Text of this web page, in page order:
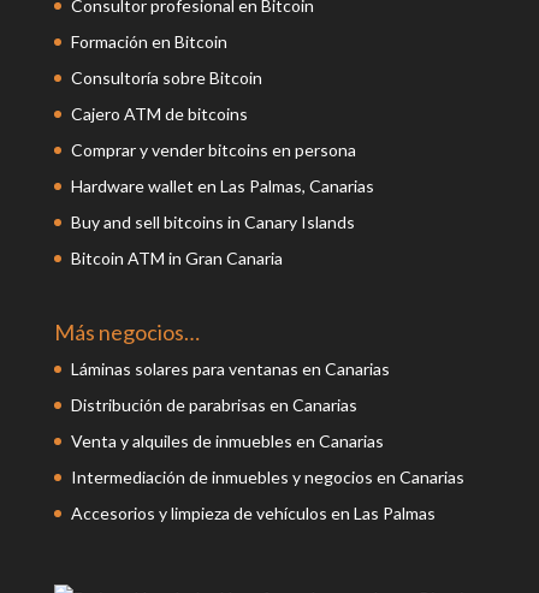
Consultor profesional en Bitcoin
Formación en Bitcoin
Consultoría sobre Bitcoin
Cajero ATM de bitcoins
Comprar y vender bitcoins en persona
Hardware wallet en Las Palmas, Canarias
Buy and sell bitcoins in Canary Islands
Bitcoin ATM in Gran Canaria
Más negocios…
Láminas solares para ventanas en Canarias
Distribución de parabrisas en Canarias
Venta y alquiles de inmuebles en Canarias
Intermediación de inmuebles y negocios en Canarias
Accesorios y limpieza de vehículos en Las Palmas